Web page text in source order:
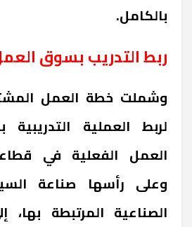
بالكامل.
ربط التدريب بسوق
وشملت خطة العمل
لربط العملية
العمل الفعلية في
وعلى رأسها صناعة
الصناعية المرتبطة